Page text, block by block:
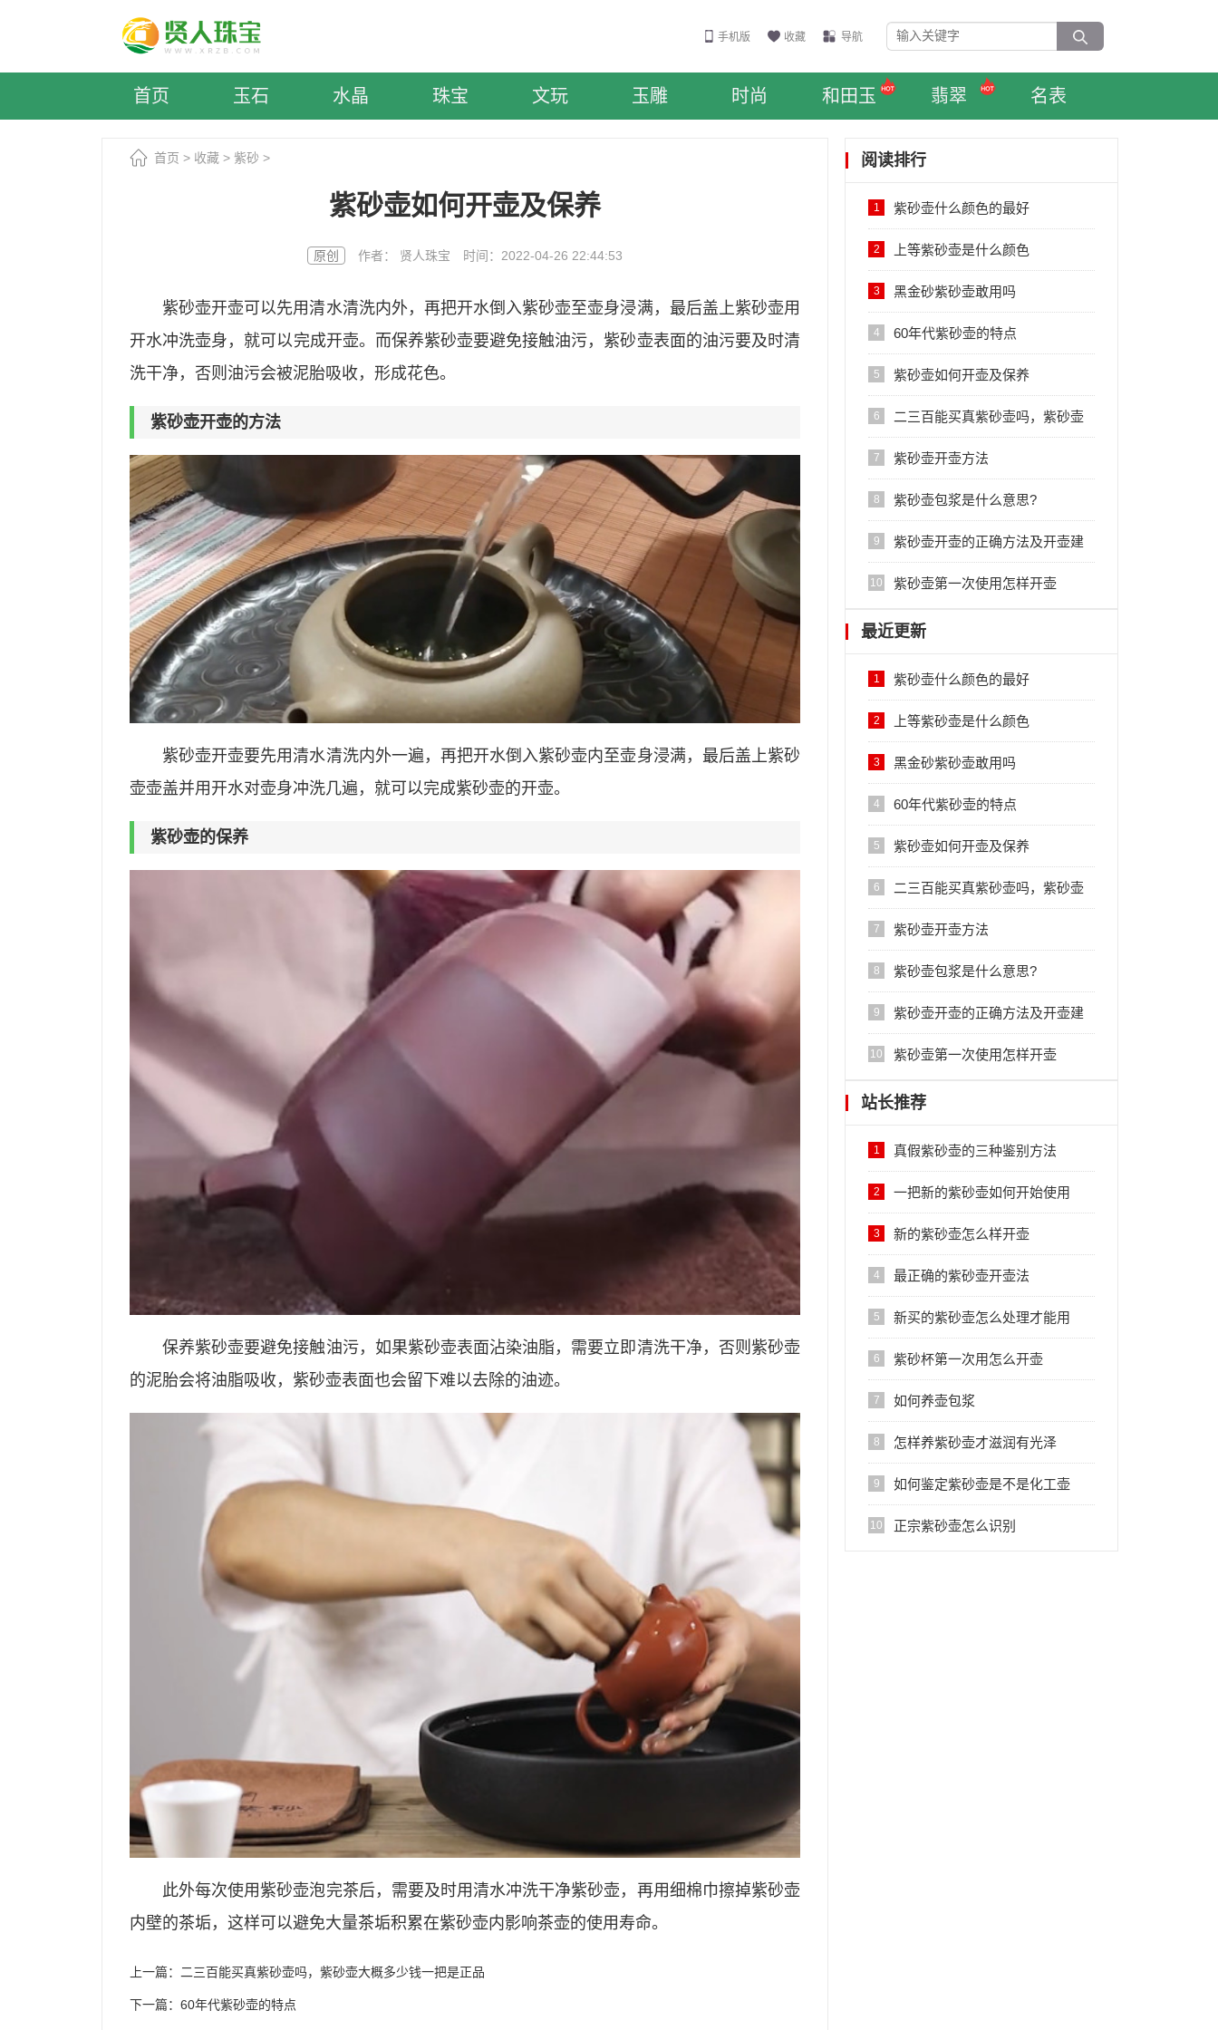
手机版 收藏 导航
首页 玉石 水晶 珠宝 文玩 玉雕 时尚 和田玉 翡翠 名表
首页 > 收藏 > 紫砂 >
紫砂壶如何开壶及保养
原创 作者： 贤人珠宝 时间：2022-04-26 22:44:53
紫砂壶开壶可以先用清水清洗内外，再把开水倒入紫砂壶至壶身浸满，最后盖上紫砂壶用
开水冲洗壶身，就可以完成开壶。而保养紫砂壶要避免接触油污，紫砂壶表面的油污要及时清
洗干净，否则油污会被泥胎吸收，形成花色。
紫砂壶开壶的方法
紫砂壶开壶要先用清水清洗内外一遍，再把开水倒入紫砂壶内至壶身浸满，最后盖上紫砂
壶壶盖并用开水对壶身冲洗几遍，就可以完成紫砂壶的开壶。
紫砂壶的保养
保养紫砂壶要避免接触油污，如果紫砂壶表面沾染油脂，需要立即清洗干净，否则紫砂壶
的泥胎会将油脂吸收，紫砂壶表面也会留下难以去除的油迹。
此外每次使用紫砂壶泡完茶后，需要及时用清水冲洗干净紫砂壶，再用细棉巾擦掉紫砂壶
内壁的茶垢，这样可以避免大量茶垢积累在紫砂壶内影响茶壶的使用寿命。
上一篇： 二三百能买真紫砂壶吗，紫砂壶大概多少钱一把是正品
下一篇： 60年代紫砂壶的特点
阅读排行
1 紫砂壶什么颜色的最好
2 上等紫砂壶是什么颜色
3 黑金砂紫砂壶敢用吗
4 60年代紫砂壶的特点
5 紫砂壶如何开壶及保养
6 二三百能买真紫砂壶吗，紫砂壶
大概多少钱一把是正品
7 紫砂壶开壶方法
8 紫砂壶包浆是什么意思?
9 紫砂壶开壶的正确方法及开壶建
议
10 紫砂壶第一次使用怎样开壶
最近更新
1 紫砂壶什么颜色的最好
2 上等紫砂壶是什么颜色
3 黑金砂紫砂壶敢用吗
4 60年代紫砂壶的特点
5 紫砂壶如何开壶及保养
6 二三百能买真紫砂壶吗，紫砂壶
大概多少钱一把是正品
7 紫砂壶开壶方法
8 紫砂壶包浆是什么意思?
9 紫砂壶开壶的正确方法及开壶建
议
10 紫砂壶第一次使用怎样开壶
站长推荐
1 真假紫砂壶的三种鉴别方法
2 一把新的紫砂壶如何开始使用
3 新的紫砂壶怎么样开壶
4 最正确的紫砂壶开壶法
5 新买的紫砂壶怎么处理才能用
6 紫砂杯第一次用怎么开壶
7 如何养壶包浆
8 怎样养紫砂壶才滋润有光泽
9 如何鉴定紫砂壶是不是化工壶
10 正宗紫砂壶怎么识别